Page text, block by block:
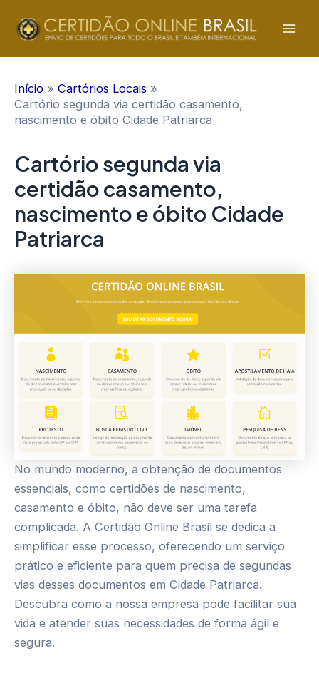
para
Início
Cartórios Locais
Cartório segunda via certidão casamento,
nascimento e óbito Cidade Patriarca
Cartório segunda via
certidão casamento,
nascimento e óbito Cidade
Patriarca
No mundo moderno, a obtenção de documentos
essenciais, como certidões de nascimento,
casamento e óbito, não deve ser uma tarefa
complicada. A Certidão Online Brasil se dedica a
simplificar esse processo, oferecendo um serviço
prático e eficiente para quem precisa de segundas
vias desses documentos em Cidade Patriarca.
Descubra como a nossa empresa pode facilitar sua
vida e atender suas necessidades de forma ágil e
segura.